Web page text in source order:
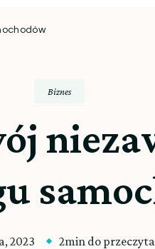
Biznes
2023 2min do